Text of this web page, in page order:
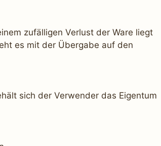
zufälligen Verlust der Ware liegt
es mit der Übergabe auf den
sich der Verwender das Eigentum